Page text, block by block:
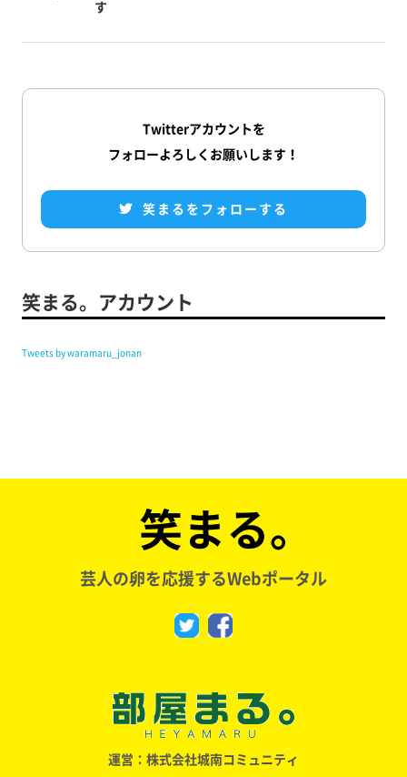
す
Twitterアカウントを
フォローよろしくお願いします！
笑まるをフォローする
笑まる。アカウント
Tweets by waramaru_jonan
笑まる。
芸人の卵を応援するWebポータル
運営：株式会社城南コミュニティ